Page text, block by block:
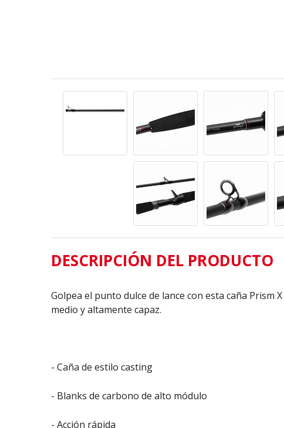
DESCRIPCIÓN DEL PRODUCTO
Golpea el punto dulce de lance con esta caña Prism
medio y altamente capaz.
- Caña de estilo casting
- Blanks de carbono de alto módulo
- Acción rápida